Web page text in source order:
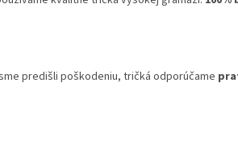
predišli poškodeniu, tričká odporúčame